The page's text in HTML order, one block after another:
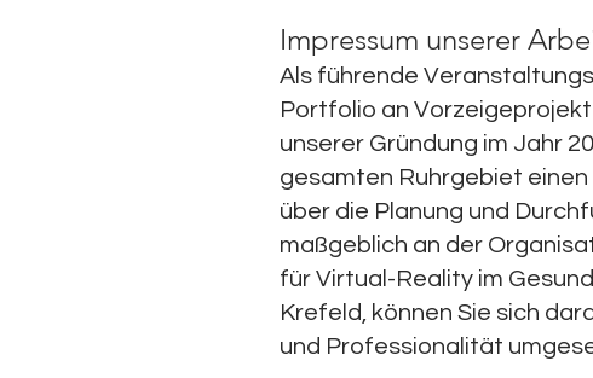
Impressum unserer
Als führende
Portfolio an
unserer Gründung im Jahr
gesamten Ruhrgebiet
über die Planung und
maßgeblich an der
für Virtual-Reality im
Krefeld, können Sie sich
und Professionalität